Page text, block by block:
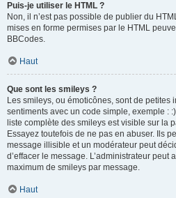
Puis-je utiliser le HTML ?
Non, il n’est pas possible de publier du
mises en forme permises par le HTML
BBCodes.
Haut
Que sont les smileys ?
Les smileys, ou émoticônes, sont de
sentiments avec un code simple, exemple :
liste complète des smileys est visible sur la
Essayez toutefois de ne pas en abuser. Ils
message illisible et un modérateur peut
d’effacer le message. L’administrateur peut
maximum de smileys par message.
Haut